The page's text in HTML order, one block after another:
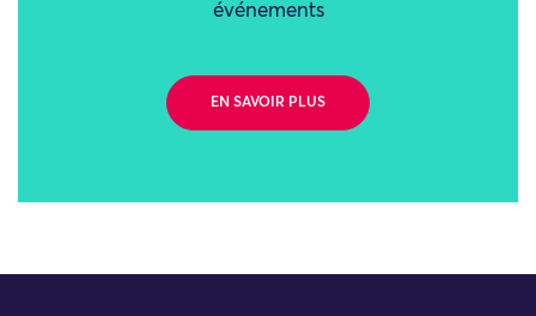
événements
EN SAVOIR PLUS